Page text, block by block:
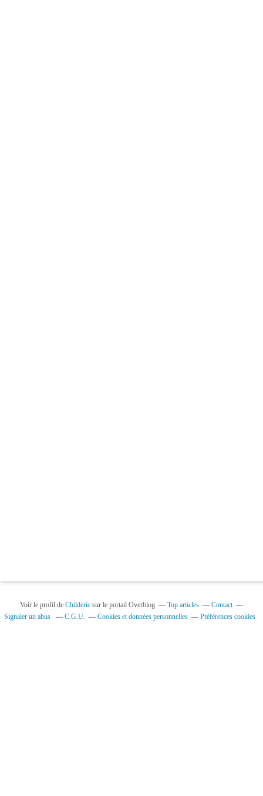
Voir le profil de Childeric sur le portail Overblog Top articles
Contact
Signaler un abus
C.G.U. Cookies et données personnelles Préférences cookies